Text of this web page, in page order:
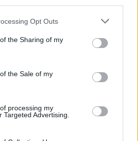
app uses one or more Google
or usage behaviour. You may click to
to Google and its third-party tags to
specified purposes in below Google
Opt Outs
the Sharing of my
the Sale of my
processing my
Targeted Advertising.
– ismerd
AI-t!
29.
nem volt ekkora, mint
minden eddiginél jobban